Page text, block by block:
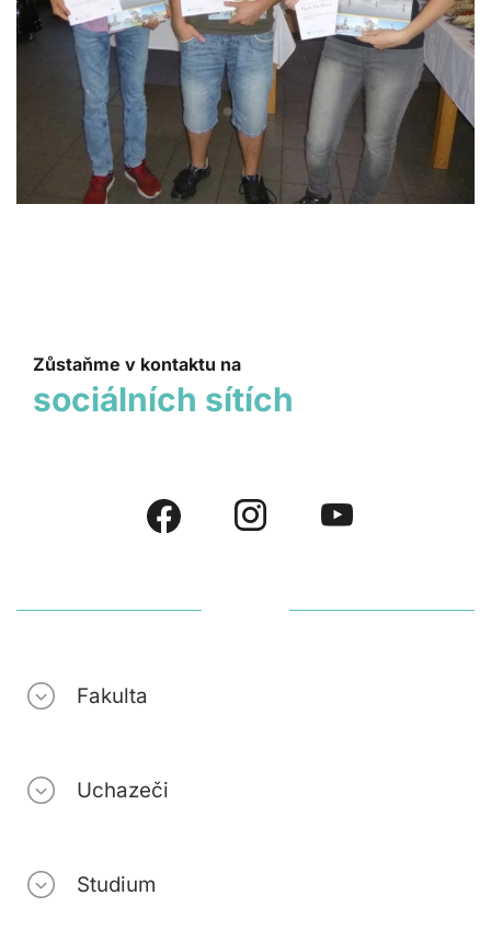
Zůstaňme v kontaktu na
sociálních sítích
Fakulta
Uchazeči
Studium